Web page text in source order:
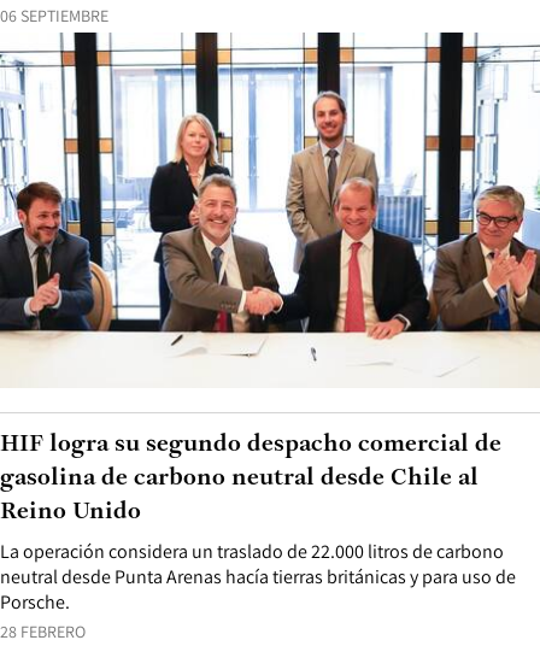
06 SEPTIEMBRE
28 FEBRERO
La operación considera un traslado de 22.000 litros de carbono
neutral desde Punta Arenas hacía tierras británicas y para uso de
Porsche.
HIF logra su segundo despacho comercial de
gasolina de carbono neutral desde Chile al
Reino Unido